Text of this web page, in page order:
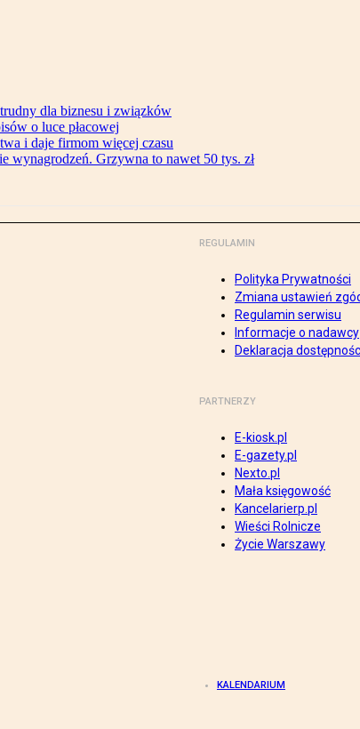
dla biznesu i związków
o luce płacowej
i daje firmom więcej czasu
wynagrodzeń. Grzywna to nawet 50 tys. zł
REGULAMIN
Polityka Prywatności
Zmiana ustawień
Regulamin serwisu
Informacje o nadawcy
Deklaracja
PARTNERZY
E-kiosk.pl
E-gazety.pl
Nexto.pl
Mała księgowość
Kancelarierp.pl
Wieści Rolnicze
Życie Warszawy
KALENDARIUM